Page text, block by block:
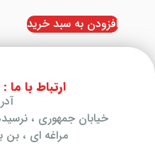
افزودن به سبد خرید
ارتباط با ما :
خیابان جمهوری ،
مراغه ای ،